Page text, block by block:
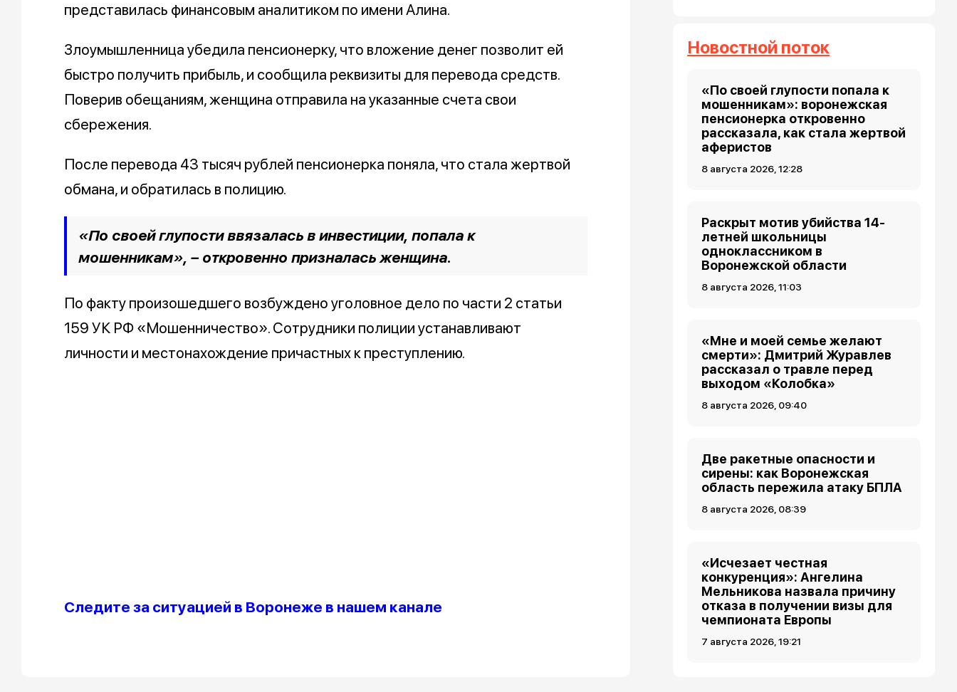
представилась финансовым аналитиком по имени Алина.
Злоумышленница убедила пенсионерку, что вложение денег позволит ей
быстро получить прибыль, и сообщила реквизиты для перевода средств.
Поверив обещаниям, женщина отправила на указанные счета свои
сбережения.
После перевода 43 тысяч рублей пенсионерка поняла, что стала жертвой
обмана, и обратилась в полицию.
«По своей глупости ввязалась в инвестиции, попала к
мошенникам», – откровенно призналась женщина.
По факту произошедшего возбуждено уголовное дело по части 2 статьи
159 УК РФ «Мошенничество». Сотрудники полиции устанавливают
личности и местонахождение причастных к преступлению.
Следите за ситуацией в Воронеже в нашем канале
Новостной поток
«По своей глупости попала к
мошенникам»: воронежская
пенсионерка откровенно
рассказала, как стала жертвой
аферистов
8 августа 2026, 12:28
Раскрыт мотив убийства 14-
летней школьницы
одноклассником в
Воронежской области
8 августа 2026, 11:03
«Мне и моей семье желают
смерти»: Дмитрий Журавлев
рассказал о травле перед
выходом «Колобка»
8 августа 2026, 09:40
Две ракетные опасности и
сирены: как Воронежская
область пережила атаку БПЛА
8 августа 2026, 08:39
«Исчезает честная
конкуренция»: Ангелина
Мельникова назвала причину
отказа в получении визы для
чемпионата Европы
7 августа 2026, 19:21